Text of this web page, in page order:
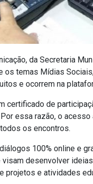
da Secretaria
os temas Mídias
e ocorrem na
certificado de
essa razão, o
os encontros.
100% online e
desenvolver
projetos e atividades